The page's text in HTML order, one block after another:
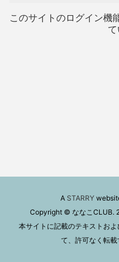
このサイトのログイン機
て
A STARRY
Copyright © ななこCLUB.
本サイトに記載のテキストお
て、許可なく転載